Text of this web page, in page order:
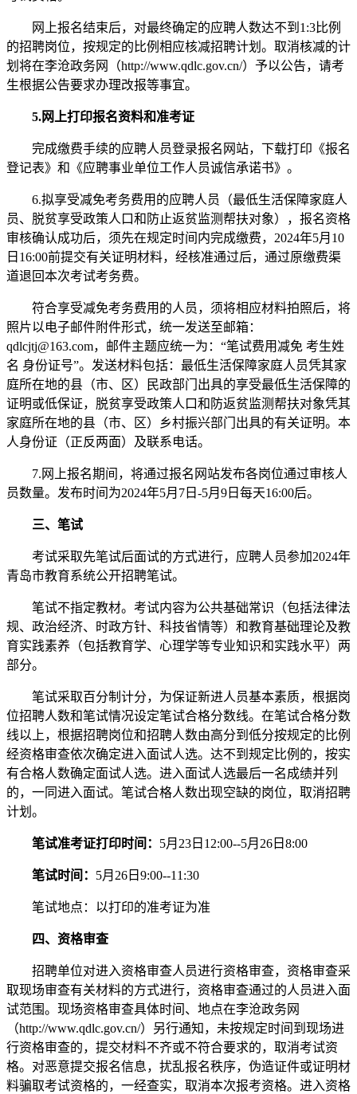
网上报名结束后，对最终确定的应聘人数达不到1:3比例
的招聘岗位，按规定的比例相应核减招聘计划。取消核减的计
划将在李沧政务网（http://www.qdlc.gov.cn/）予以公告，请考
生根据公告要求办理改报等事宜。
5.网上打印报名资料和准考证
完成缴费手续的应聘人员登录报名网站，下载打印《报名
登记表》和《应聘事业单位工作人员诚信承诺书》。
6.拟享受减免考务费用的应聘人员（最低生活保障家庭人
员、脱贫享受政策人口和防止返贫监测帮扶对象），报名资格
审核确认成功后，须先在规定时间内完成缴费，2024年5月10
日16:00前提交有关证明材料，经核准通过后，通过原缴费渠
道退回本次考试考务费。
符合享受减免考务费用的人员，须将相应材料拍照后，将
照片以电子邮件附件形式，统一发送至邮箱：
qdlcjtj@163.com，邮件主题应统一为：“笔试费用减免 考生姓
名 身份证号”。发送材料包括：最低生活保障家庭人员凭其家
庭所在地的县（市、区）民政部门出具的享受最低生活保障的
证明或低保证，脱贫享受政策人口和防返贫监测帮扶对象凭其
家庭所在地的县（市、区）乡村振兴部门出具的有关证明。本
人身份证（正反两面）及联系电话。
7.网上报名期间，将通过报名网站发布各岗位通过审核人
员数量。发布时间为2024年5月7日-5月9日每天16:00后。
三、笔试
考试采取先笔试后面试的方式进行，应聘人员参加2024年
青岛市教育系统公开招聘笔试。
笔试不指定教材。考试内容为公共基础常识（包括法律法
规、政治经济、时政方针、科技省情等）和教育基础理论及教
育实践素养（包括教育学、心理学等专业知识和实践水平）两
部分。
笔试采取百分制计分，为保证新进人员基本素质，根据岗
位招聘人数和笔试情况设定笔试合格分数线。在笔试合格分数
线以上，根据招聘岗位和招聘人数由高分到低分按规定的比例
经资格审查依次确定进入面试人选。达不到规定比例的，按实
有合格人数确定面试人选。进入面试人选最后一名成绩并列
的，一同进入面试。笔试合格人数出现空缺的岗位，取消招聘
计划。
笔试准考证打印时间： 5月23日12:00--5月26日8:00
笔试时间： 5月26日9:00--11:30
笔试地点：以打印的准考证为准
四、资格审查
招聘单位对进入资格审查人员进行资格审查，资格审查采
取现场审查有关材料的方式进行，资格审查通过的人员进入面
试范围。现场资格审查具体时间、地点在李沧政务网
（http://www.qdlc.gov.cn/）另行通知，未按规定时间到现场进
行资格审查的，提交材料不齐或不符合要求的，取消考试资
格。对恶意提交报名信息，扰乱报名秩序，伪造证件或证明材
料骗取考试资格的，一经查实，取消本次报考资格。进入资格